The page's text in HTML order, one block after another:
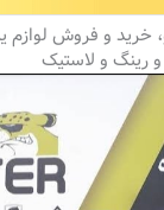
خرید و فروش لوازم
رینگ و لاستیک